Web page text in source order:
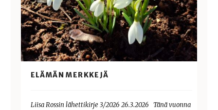
ELÄMÄN MERKKEJÄ
Liisa Rossin lähettikirje 3/2026 26.3.2026 Tänä vuonna